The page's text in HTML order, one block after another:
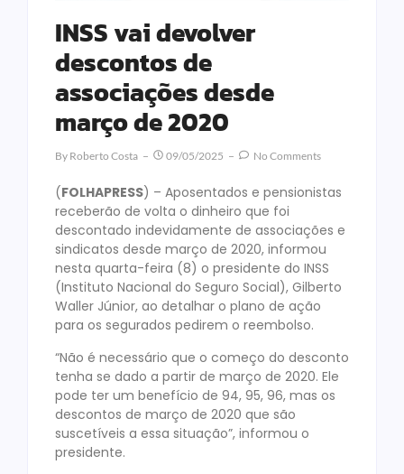
INSS vai devolver
descontos de
associações desde
março de 2020
By Roberto Costa 09/05/2025 No Comments
(FOLHAPRESS) – Aposentados e pensionistas
receberão de volta o dinheiro que foi
descontado indevidamente de associações e
sindicatos desde março de 2020, informou
nesta quarta-feira (8) o presidente do INSS
(Instituto Nacional do Seguro Social), Gilberto
Waller Júnior, ao detalhar o plano de ação
para os segurados pedirem o reembolso.
“Não é necessário que o começo do desconto
tenha se dado a partir de março de 2020. Ele
pode ter um benefício de 94, 95, 96, mas os
descontos de março de 2020 que são
suscetíveis a essa situação”, informou o
presidente.